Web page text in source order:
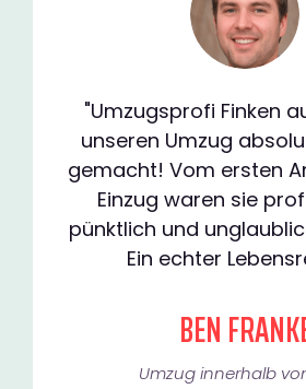
"Umzugsprofi Finken
unseren Umzug
gemacht! Vom ersten
Einzug waren sie
pünktlich und
Ein echter
BEN
Umzug innerhalb